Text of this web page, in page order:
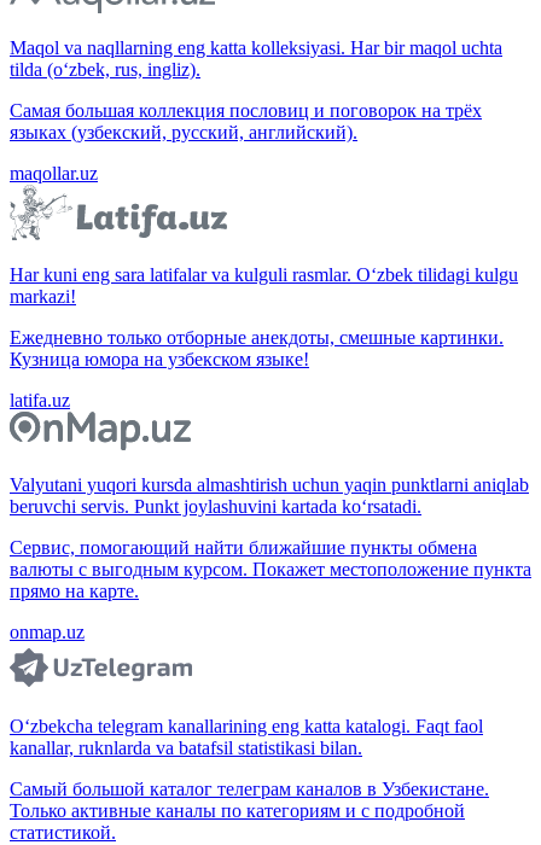
Maqol va naqllarning eng katta kolleksiyasi. Har bir maqol uchta
tilda (o‘zbek, rus, ingliz).
Самая большая коллекция пословиц и поговорок на трёх
языках (узбекский, русский, английский).
maqollar.uz
Har kuni eng sara latifalar va kulguli rasmlar. O‘zbek tilidagi kulgu
markazi!
Ежедневно только отборные анекдоты, смешные картинки.
Кузница юмора на узбекском языке!
latifa.uz
Valyutani yuqori kursda almashtirish uchun yaqin punktlarni aniqlab
beruvchi servis. Punkt joylashuvini kartada ko‘rsatadi.
Сервис, помогающий найти ближайшие пункты обмена
валюты с выгодным курсом. Покажет местоположение пункта
прямо на карте.
onmap.uz
O‘zbekcha telegram kanallarining eng katta katalogi. Faqt faol
kanallar, ruknlarda va batafsil statistikasi bilan.
Самый большой каталог телеграм каналов в Узбекистане.
Только активные каналы по категориям и с подробной
статистикой.